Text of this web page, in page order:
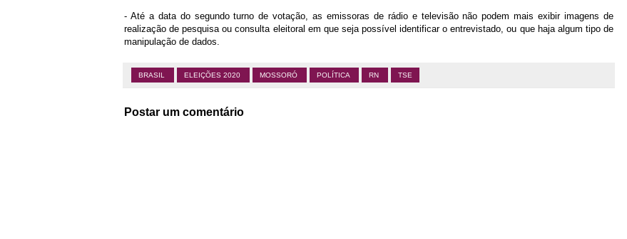
- Até a data do segundo turno de votação, as emissoras de rádio e televisão não podem mais exibir imagens de
realização de pesquisa ou consulta eleitoral em que seja possível identificar o entrevistado, ou que haja algum tipo de
manipulação de dados.
BRASIL ELEIÇÕES 2020 MOSSORÓ POLÍTICA RN TSE
Postar um comentário